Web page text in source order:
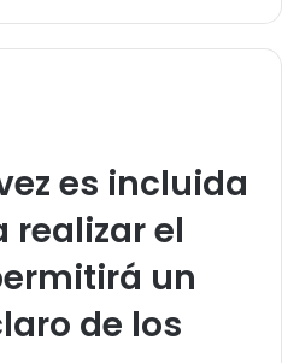
es incluida
realizar el
un
de los